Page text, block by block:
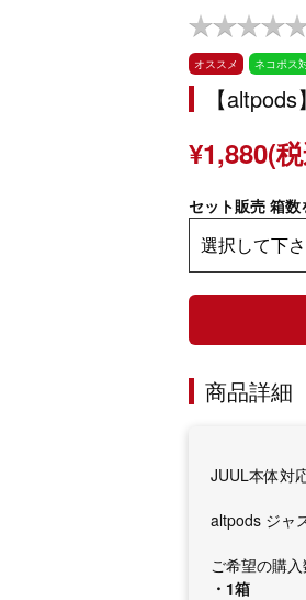
オススメ ネコポス
【
¥1,880(
セット販売 箱
商品詳細
JUUL本体対
altpods ジャ
ご希望の購入
・1箱